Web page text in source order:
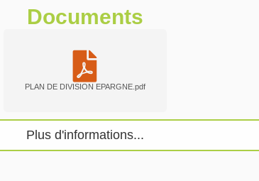
Documents
PLAN DE DIVISION EPARGNE.pdf
Plus d'informations...